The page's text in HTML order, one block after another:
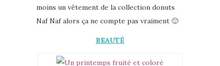
moins un vêtement de la collection donuts
Naf Naf alors ça ne compte pas vraiment 🙂
BEAUTÉ